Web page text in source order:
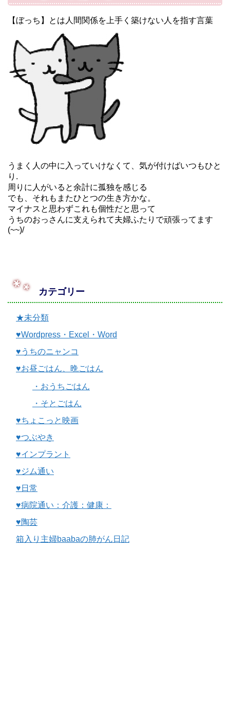
【ぼっち】とは人間関係を上手く築けない人を指す言葉
うまく人の中に入っていけなくて、気が付けばいつもひと
り.
周りに人がいると余計に孤独を感じる
でも、それもまたひとつの生き方かな。
マイナスと思わずこれも個性だと思って
うちのおっさんに支えられて夫婦ふたりで頑張ってます
(~~)/
カテゴリー
★未分類
♥Wordpress・Excel・Word
♥うちのニャンコ
♥お昼ごはん、晩ごはん
・おうちごはん
・そとごはん
♥ちょこっと映画
♥つぶやき
♥インプラント
♥ジム通い
♥日常
♥病院通い：介護：健康：
♥陶芸
箱入り主婦baabaの肺がん日記